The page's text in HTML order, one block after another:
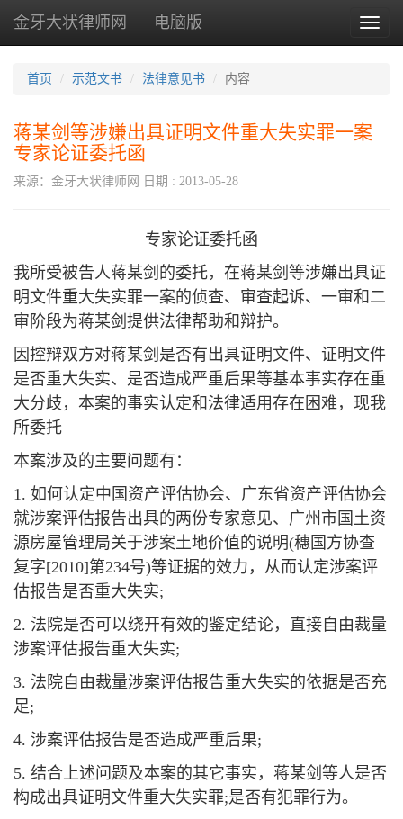
Toggle
金牙大状律师网 电脑版
首页 示范文书 法律意见书 内容
蒋某剑等涉嫌出具证明文件重大失实罪一案
专家论证委托函
来源：金牙大状律师网 日期 : 2013-05-28
专家论证委托函
我所受被告人蒋某剑的委托，在蒋某剑等涉嫌出具证
明文件重大失实罪一案的侦查、审查起诉、一审和二
审阶段为蒋某剑提供法律帮助和辩护。
因控辩双方对蒋某剑是否有出具证明文件、证明文件
是否重大失实、是否造成严重后果等基本事实存在重
大分歧，本案的事实认定和法律适用存在困难，现我
所委托
本案涉及的主要问题有：
1. 如何认定中国资产评估协会、广东省资产评估协会
就涉案评估报告出具的两份专家意见、广州市国土资
源房屋管理局关于涉案土地价值的说明(穗国方协查
复字[2010]第234号)等证据的效力，从而认定涉案评
估报告是否重大失实;
2. 法院是否可以绕开有效的鉴定结论，直接自由裁量
涉案评估报告重大失实;
3. 法院自由裁量涉案评估报告重大失实的依据是否充
足;
4. 涉案评估报告是否造成严重后果;
5. 结合上述问题及本案的其它事实，蒋某剑等人是否
构成出具证明文件重大失实罪;是否有犯罪行为。